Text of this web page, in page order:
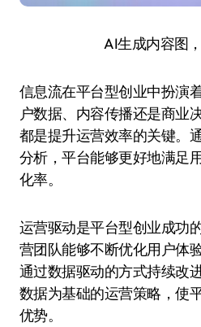
AI生成内容图
信息流在平台型创业中扮演
户数据、内容传播还是商业
都是提升运营效率的关键。
分析，平台能够更好地满足
化率。
运营驱动是平台型创业成功
营团队能够不断优化用户体
通过数据驱动的方式持续改
数据为基础的运营策略，使
优势。